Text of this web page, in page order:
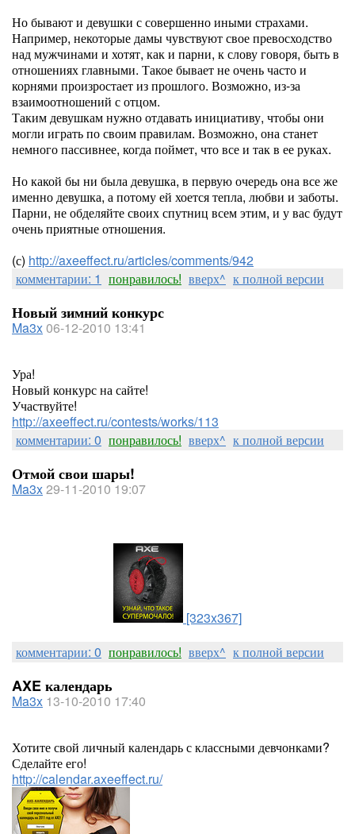
Но бывают и девушки с совершенно иными страхами.
Например, некоторые дамы чувствуют свое превосходство
над мужчинами и хотят, как и парни, к слову говоря, быть в
отношениях главными. Такое бывает не очень часто и
корнями произростает из прошлого. Возможно, из-за
взаимоотношений с отцом.
Таким девушкам нужно отдавать инициативу, чтобы они
могли играть по своим правилам. Возможно, она станет
немного пассивнее, когда поймет, что все и так в ее руках.
Но какой бы ни была девушка, в первую очередь она все же
именно девушка, а потому ей хоется тепла, любви и заботы.
Парни, не обделяйте своих спутниц всем этим, и у вас будут
очень приятные отношения.
(с) http://axeeffect.ru/articles/comments/942
комментарии: 1 понравилось! вверх^ к полной версии
Новый зимний конкурс
Ma3x06-12-2010 13:41
Ура!
Новый конкурс на сайте!
Участвуйте!
http://axeeffect.ru/contests/works/113
комментарии: 0 понравилось! вверх^ к полной версии
Отмой свои шары!
Ma3x29-11-2010 19:07
[323x367]
комментарии: 0 понравилось! вверх^ к полной версии
AXE календарь
Ma3x 13-10-2010 17:40
Хотите свой личный календарь с классными девчонками?
Сделайте его!
http://calendar.axeeffect.ru/